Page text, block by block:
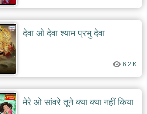
देवा ओ देवा श्याम प्रभु देवा
6.2 K
मेरे ओ सांवरे तूने क्या क्या नहीं किया